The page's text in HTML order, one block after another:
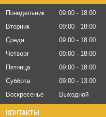
Понедельник 09:00
18:00
Вторник
09:00
18:00
Среда
09:00
18:00
Четверг
09:00
18:00
Пятница
09:00
18:00
Суббота
09:00
13:00
Воскресенье
Выходной
КОНТАКТЫ